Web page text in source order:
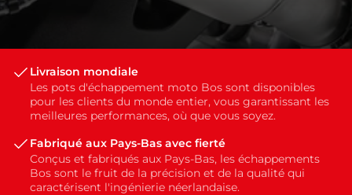
Livraison mondiale
Les pots d'échappement moto Bos sont disponibles
pour les clients du monde entier, vous garantissant les
meilleures performances, où que vous soyez.
Fabriqué aux Pays-Bas avec fierté
Conçus et fabriqués aux Pays-Bas, les échappements
Bos sont le fruit de la précision et de la qualité qui
caractérisent l'ingénierie néerlandaise.